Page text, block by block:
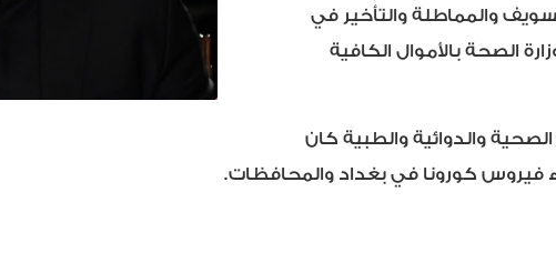
والمماطلة والتأخير في
الصحة بالأموال الكافية
والدوائية والطبية كان
فيروس كورونا في بغداد والمحافظات.